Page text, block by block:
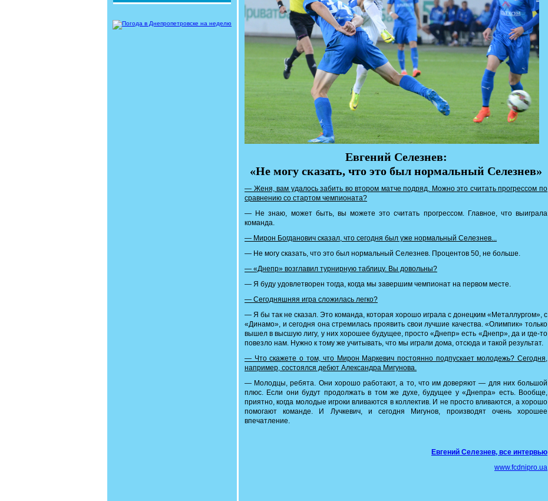
Евгений Селезнев:
«Не могу сказать, что это был нормальный Селезнев»
— Женя, вам удалось забить во втором матче подряд. Можно это считать прогрессом по
сравнению со стартом чемпионата?
— Не знаю, может быть, вы можете это считать прогрессом. Главное, что выиграла
команда.
— Мирон Богданович сказал, что сегодня был уже нормальный Селезнев...
— Не могу сказать, что это был нормальный Селезнев. Процентов 50, не больше.
— «Днепр» возглавил турнирную таблицу. Вы довольны?
— Я буду удовлетворен тогда, когда мы завершим чемпионат на первом месте.
— Сегодняшняя игра сложилась легко?
— Я бы так не сказал. Это команда, которая хорошо играла с донецким «Металлургом», с
«Динамо», и сегодня она стремилась проявить свои лучшие качества. «Олимпик» только
вышел в высшую лигу, у них хорошее будущее, просто «Днепр» есть «Днепр», да и где-то
повезло нам. Нужно к тому же учитывать, что мы играли дома, отсюда и такой результат.
— Что скажете о том, что Мирон Маркевич постоянно подпускает молодежь? Сегодня,
например, состоялся дебют Александра Мигунова.
— Молодцы, ребята. Они хорошо работают, а то, что им доверяют — для них большой
плюс. Если они будут продолжать в том же духе, будущее у «Днепра» есть. Вообще,
приятно, когда молодые игроки вливаются в коллектив. И не просто вливаются, а хорошо
помогают команде. И Лучкевич, и сегодня Мигунов, производят очень хорошее
впечатление.
Евгений Селезнев, все интервью
www.fcdnipro.ua